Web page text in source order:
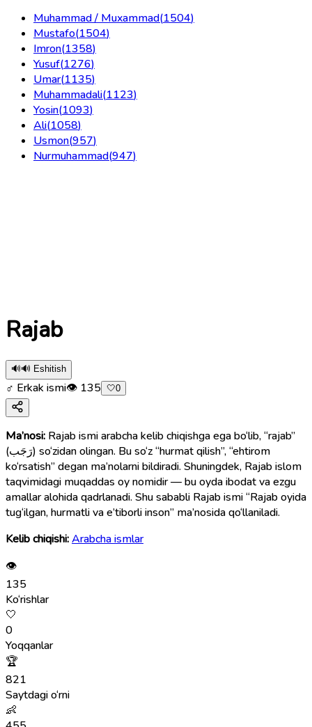
Muhammad / Muxammad(1504)
Mustafo(1504)
Imron(1358)
Yusuf(1276)
Umar(1135)
Muhammadali(1123)
Yosin(1093)
Ali(1058)
Usmon(957)
Nurmuhammad(947)
Rajab
🔊🔊 Eshitish
♂ Erkak ismi👁 135 🤍0
Ma’nosi: Rajab ismi arabcha kelib chiqishga ega bo‘lib, “rajab”
(رَجَب) so‘zidan olingan. Bu so‘z “hurmat qilish”, “ehtirom
ko‘rsatish” degan ma’nolarni bildiradi. Shuningdek, Rajab islom
taqvimidagi muqaddas oy nomidir — bu oyda ibodat va ezgu
amallar alohida qadrlanadi. Shu sababli Rajab ismi “Rajab oyida
tug‘ilgan, hurmatli va e’tiborli inson” ma’nosida qo‘llaniladi.
Kelib chiqishi:Arabcha ismlar
👁
135
Ko‘rishlar
🤍
0
Yoqqanlar
🏆
821
Saytdagi o‘rni
👶